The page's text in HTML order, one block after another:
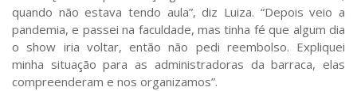
quando não estava tendo aula”, diz Luiza. “Depois veio a
pandemia, e passei na faculdade, mas tinha fé que algum dia
o show iria voltar, então não pedi reembolso. Expliquei
minha situação para as administradoras da barraca, elas
compreenderam e nos organizamos”.